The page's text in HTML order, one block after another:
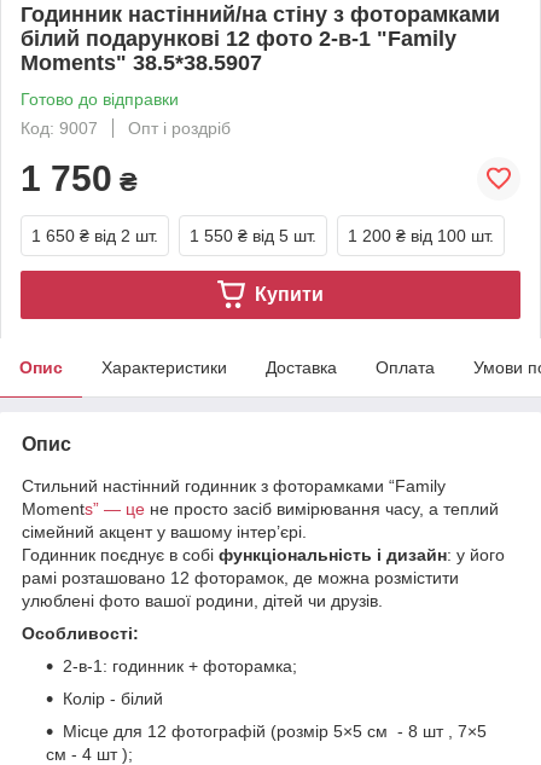
Годинник настінний/на стіну з фоторамками
білий подарункові 12 фото 2-в-1 "Family
Moments" 38.5*38.5907
Готово до відправки
Код: 9007
Опт і роздріб
1 750 ₴
1 650 ₴ від 2 шт. 1 550 ₴ від 5 шт. 1 200 ₴ від 100 шт.
Купити
Опис Характеристики Доставка Оплата Умови
Опис
Стильний настінний годинник з фоторамками “Family
Moments” — це не просто засіб вимірювання часу, а теплий
сімейний акцент у вашому інтер’єрі.
Годинник поєднує в собі функціональність і дизайн: у його
рамі розташовано 12 фоторамок, де можна розмістити
улюблені фото вашої родини, дітей чи друзів.
Особливості:
2-в-1: годинник + фоторамка;
Колір - білий
Місце для 12 фотографій (розмір 5×5 см - 8 шт , 7×5
см - 4 шт );